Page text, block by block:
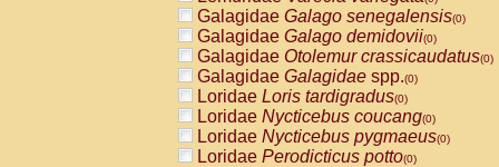
AtelidaeAteles belzebuth(0)
AtelidaeAteles geoffroyi(0)
AtelidaeAteles paniscus(0)
AtelidaeAtelesspp.(0)
Atelidae Lagothrix lagothricha
AtelidaeLagothrix lagothricha cana
PitheciidaeCacajao calvus
PitheciidaeCallicebus cupreus
Galagidae Galago senegalensis(0)
Galagidae Galago demidovii(0)
Galagidae Otolemur crassicaudatus(0)
Galagidae Galagidae spp.(0)
Loridae Loris tardigradus(0)
Loridae Nycticebus coucang(0)
Loridae Nycticebus pygmaeus(0)
Loridae Perodicticus potto(0)